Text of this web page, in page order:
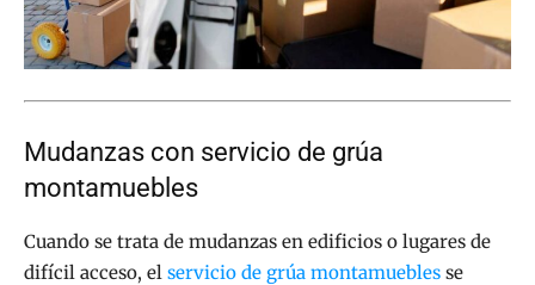
Mudanzas con servicio de grúa
montamuebles
Cuando se trata de mudanzas en edificios o lugares de
difícil acceso, el servicio de grúa montamuebles se